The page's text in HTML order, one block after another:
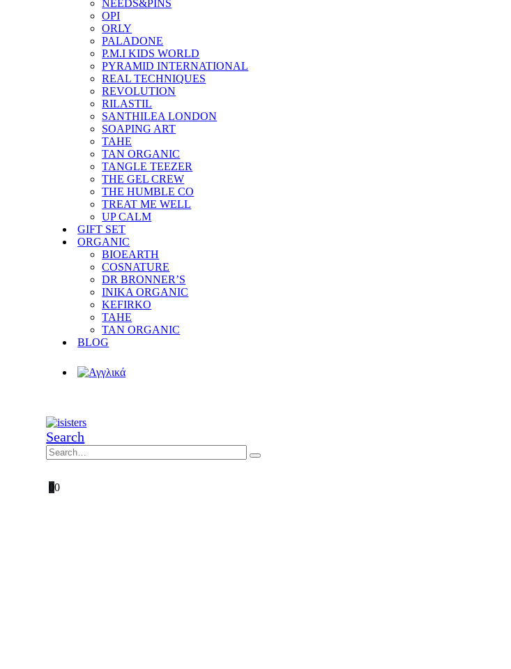
NEEDS&PINS
OPI
ORLY
PALADONE
P.M.I KIDS WORLD
PYRAMID INTERNATIONAL
REAL TECHNIQUES
REVOLUTION
RILASTIL
SANTHILEA LONDON
SOAPING ART
TAHE
TAN ORGANIC
TANGLE TEEZER
THE GEL CREW
THE HUMBLE CO
TREAT ME WELL
UP CALM
GIFT SET
ORGANIC
BIOEARTH
COSNATURE
DR BRONNER’S
INIKA ORGANIC
KEFIRKO
TAHE
TAN ORGANIC
BLOG
Search
00